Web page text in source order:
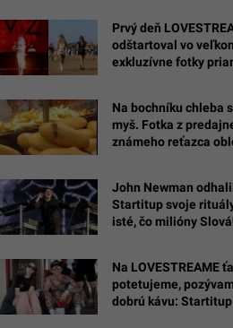
Prvý deň
odštartoval vo
exkluzívne fotky
Na bochníku chleba
myš. Fotka z
známeho reťazca
John Newman
Startitup svoje
isté, čo milióny
Na LOVESTREAME ťa
potetujeme,
dobrú kávu: Startitup